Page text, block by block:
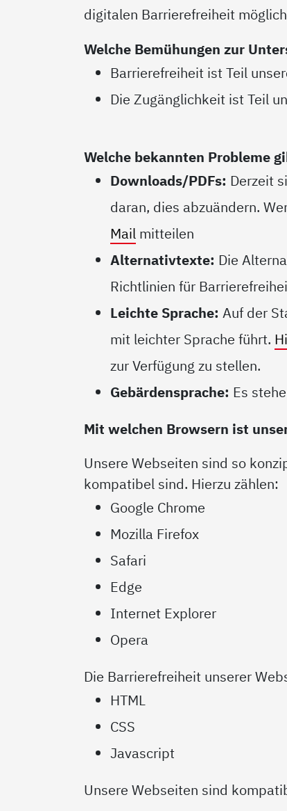
digitalen Barrierefreiheit
Welche Bemühungen zur
Barrierefreiheit ist Teil
Die Zugänglichkeit ist Teil
Welche bekannten Probleme
Downloads/PDFs: Derzeit
daran, dies abzuändern.
Mail mitteilen
Alternativtexte: Die
Richtlinien für
Leichte Sprache: Auf der
mit leichter Sprache führt.
zur Verfügung zu stellen.
Gebärdensprache: Es
Mit welchen Browsern ist
Unsere Webseiten sind so
kompatibel sind. Hierzu zählen:
Google Chrome
Mozilla Firefox
Safari
Edge
Internet Explorer
Opera
Die Barrierefreiheit unserer
HTML
CSS
Javascript
Unsere Webseiten sind